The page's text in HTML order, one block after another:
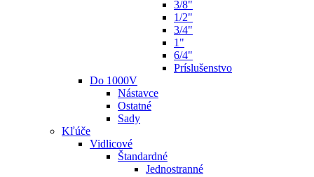
3/8"
1/2"
3/4"
1"
6/4"
Príslušenstvo
Do 1000V
Nástavce
Ostatné
Sady
Kľúče
Vidlicové
Štandardné
Jednostranné